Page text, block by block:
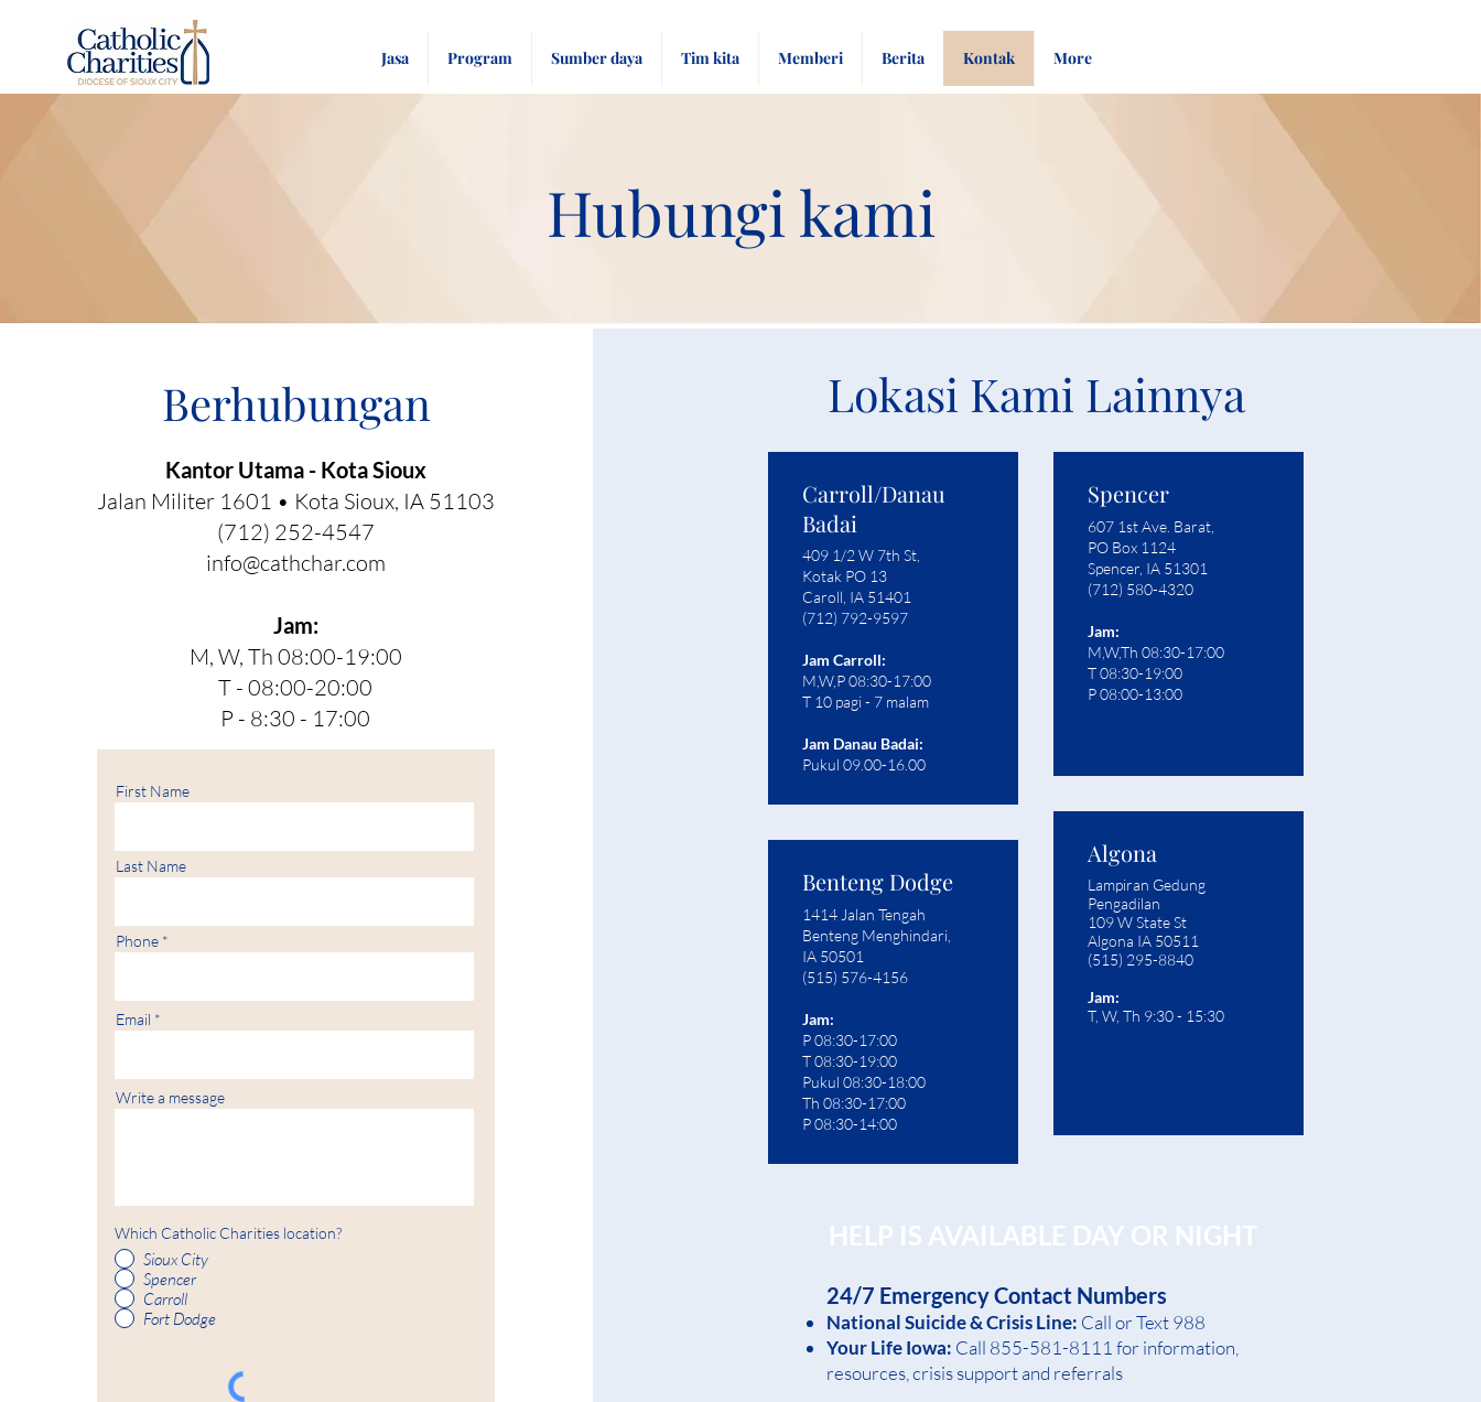
Jasa Program Sumber daya Tim kita Memberi Berita Kontak More
Hubungi kami
Berhubungan
Kantor Utama - Kota Sioux
Jalan Militer 1601 • Kota Sioux, IA 51103
(712) 252-4547
info@cathchar.com
Jam:
M, W, Th 08:00-19:00
T - 08:00-20:00
P - 8:30 - 17:00
First Name
Last Name
Phone
Email
Write a message
Which Catholic Charities location?
Sioux City
Spencer
Carroll
Fort Dodge
Lokasi Kami Lainnya
Carroll/Danau
Badai
409 1/2 W 7th St,
Kotak PO 13
Caroll, IA 51401
(712) 792-9597
Jam Carroll:
M,W,P 08:30-17:00
T 10 pagi - 7 malam
Jam Danau Badai:
Pukul 09.00-16.00
Benteng Dodge
1414 Jalan Tengah
Benteng Menghindari,
IA 50501
(515) 576-4156
Jam:
P 08:30-17:00
T 08:30-19:00
Pukul 08:30-18:00
Th 08:30-17:00
P 08:30-14:00
Spencer
607 1st Ave. Barat,
PO Box 1124
Spencer, IA 51301
(712) 580-4320
Jam:
M,W,Th 08:30-17:00
T 08:30-19:00
P 08:00-13:00
Algona
Lampiran Gedung
Pengadilan
109 W State St
Algona IA 50511
(515) 295-8840
Jam:
T, W, Th 9:30 - 15:30
HELP IS AVAILABLE DAY OR NIGHT
24/7 Emergency Contact Numbers
National Suicide &Crisis Line: Call or Text 988
Your Life Iowa: Call 855-581-81 11 for information,
resources, crisis support and referrals